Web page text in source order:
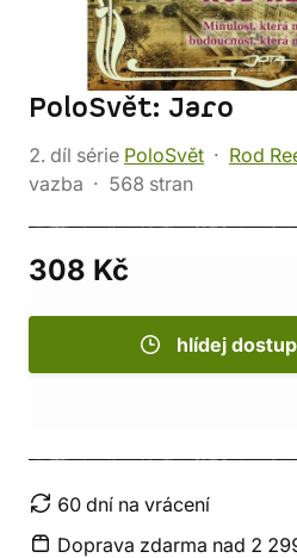
PoloSvět: Jaro
2. díl série PoloSvět Rod
vazba
568 stran
308 Kč
hlídej
60 dní na vrácení
Doprava zdarma nad 2